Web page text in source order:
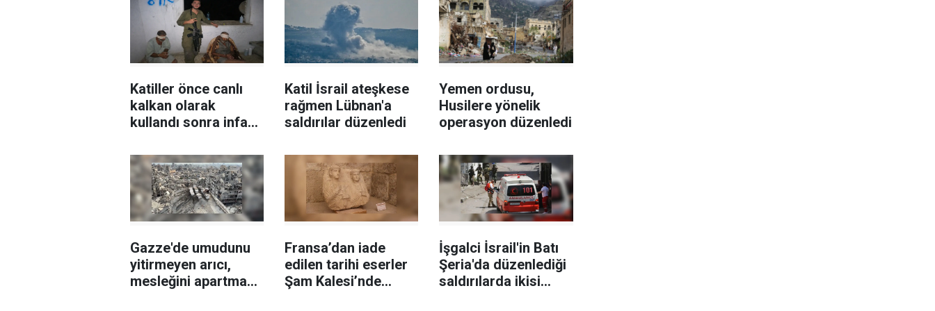
Katiller önce canlı
kalkan olarak
kullandı sonra infaz
Katil İsrail ateşkese
rağmen Lübnan'a
saldırılar düzenledi
Yemen ordusu,
Husilere yönelik
operasyon düzenledi
Gazze'de umudunu
yitirmeyen arıcı,
mesleğini apartman
Fransa’dan iade
edilen tarihi eserler
Şam Kalesi’nde
İşgalci İsrail'in Batı
Şeria'da düzenlediği
saldırılarda ikisi